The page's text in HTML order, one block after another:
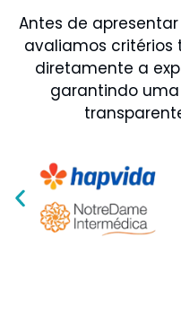
Antes de
avaliamos
diretamente a
garantindo